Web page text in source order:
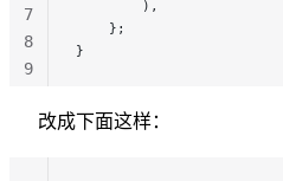
        ),
    };
}
7
8
9
改成下面这样：